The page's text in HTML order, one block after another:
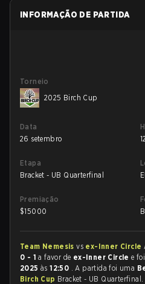
INFORMAÇÃO DE PARTIDA
Torneio
2025 Birch Cup
Data
26 setembro
Etapa
Bracket - UB Quarterfinal
Premiação
$15000
Team Nemesisvs ex-Inner Circle
0 - 1 a favor de ex-Inner Circlee
2025 às12:50 . A partida foi uma
Birch Cup Bracket - UB Quarterfinal.